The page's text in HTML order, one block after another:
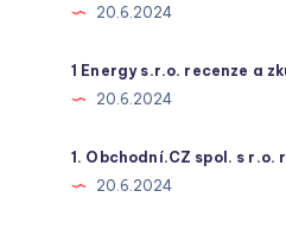
20.6.2024
1 Energy s.r.o. recenze a
20.6.2024
1. Obchodní.CZ spol. s r.o.
20.6.2024